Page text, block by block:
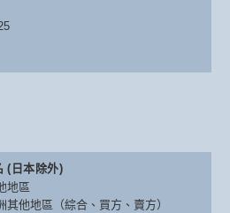
(日本除外)
地區
他地區（綜合、買方、賣方）